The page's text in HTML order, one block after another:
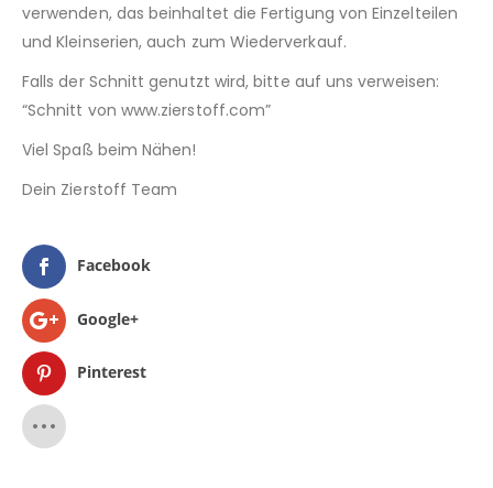
verwenden, das beinhaltet die Fertigung von Einzelteilen
und Kleinserien, auch zum Wiederverkauf.
Falls der Schnitt genutzt wird, bitte auf uns verweisen:
“Schnitt von www.zierstoff.com”
Viel Spaß beim Nähen!
Dein Zierstoff Team
Facebook
Google+
Pinterest